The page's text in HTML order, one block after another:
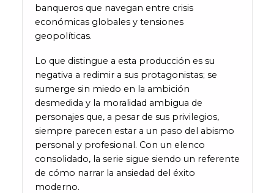
banqueros que navegan entre crisis
económicas globales y tensiones
geopolíticas.
Lo que distingue a esta producción es su
negativa a redimir a sus protagonistas; se
sumerge sin miedo en la ambición
desmedida y la moralidad ambigua de
personajes que, a pesar de sus privilegios,
siempre parecen estar a un paso del abismo
personal y profesional. Con un elenco
consolidado, la serie sigue siendo un referente
de cómo narrar la ansiedad del éxito
moderno.